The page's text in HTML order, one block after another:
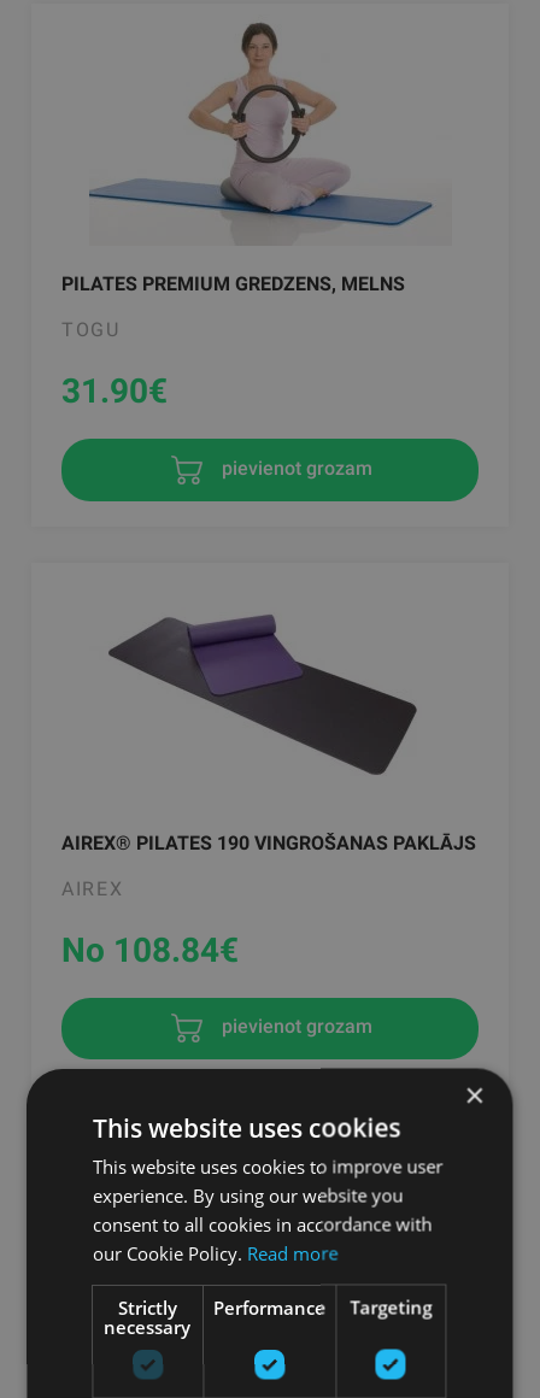
PILATES PREMIUM GREDZENS, MELNS
TOGU
31.90€
pievienot grozam
AIREX® PILATES 190 VINGROŠANAS PAKLĀJS
AIREX
No 108.84€
pievienot grozam
×
This website uses cookies
This website uses cookies to improve user
experience. By using our website you
consent to all cookies in accordance with
our Cookie Policy. Read more
Strictly
necessary
Performance Targeting